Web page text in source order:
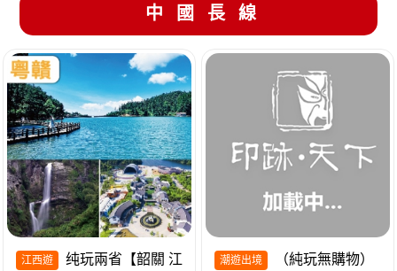
中國長線
江西遊 潮遊出境